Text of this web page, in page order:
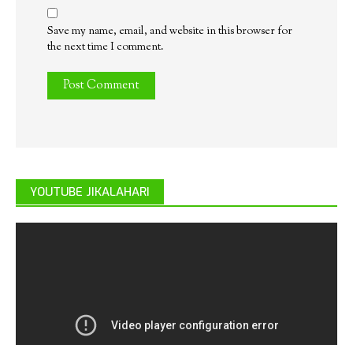
Save my name, email, and website in this browser for
the next time I comment.
YOUTUBE JIKALAHARI